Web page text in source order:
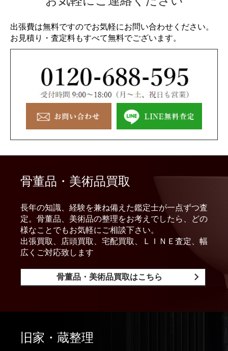
出張費は無料ですのでお気軽にお問い合わせください。
お見積り・査定料もすべて無料でございます。
骨董品・美術品買取
長年の知識、経験を兼ね備えた鑑定士が一点ずつ査
定。骨董品、美術品の整理をお考えでしたら、どの
様なことでもお気軽にご相談下さい。
出張買取、店頭買取、宅配買取、ＬＩＮＥ査定、幅
広くご対応致します
骨董品・美術品買取はこちら
旧家・蔵整理